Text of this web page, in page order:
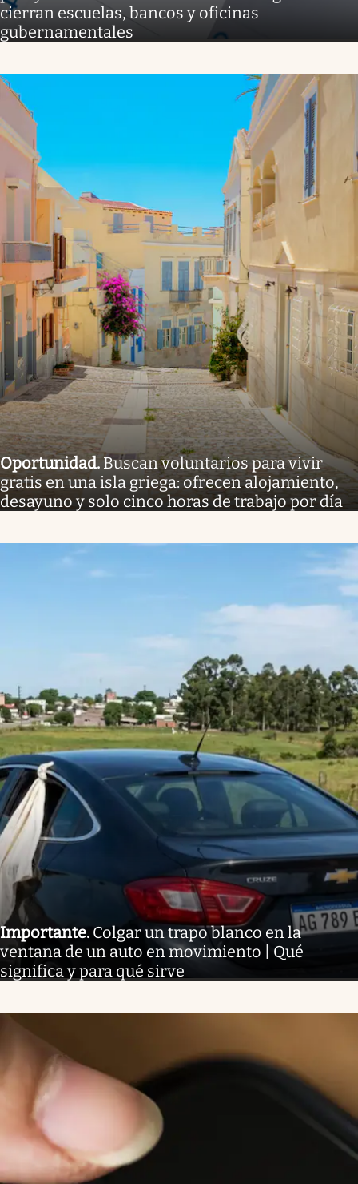
cierran escuelas, bancos y oficinas
gubernamentales
Oportunidad.Buscan voluntarios para vivir
gratis en una isla griega: ofrecen alojamiento,
desayuno y solo cinco horas de trabajo por día
Importante. Colgar un trapo blanco en la
ventana de un auto en movimiento | Qué
significa y para qué sirve